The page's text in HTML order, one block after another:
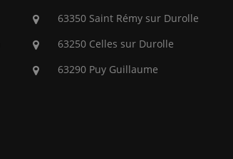
63350 Saint Rémy sur Durolle
63250 Celles sur Durolle
63290 Puy Guillaume